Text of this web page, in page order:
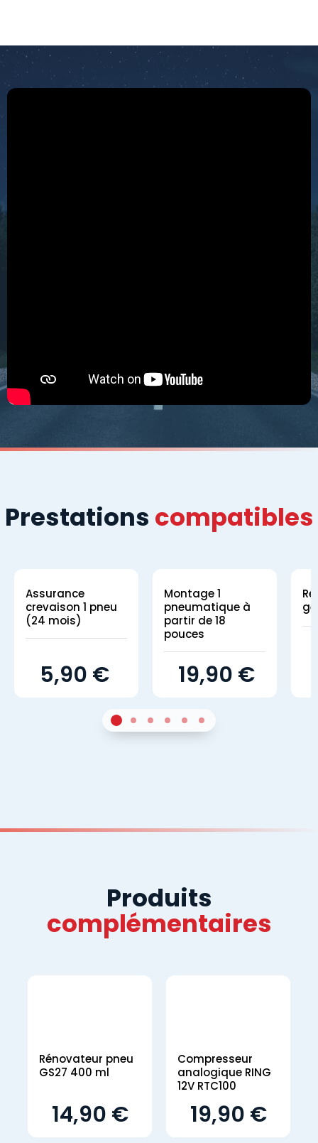
Prestations compatibles
Assurance
crevaison 1 pneu
(24 mois)
5,90 €
Montage 1
pneumatique à
partir de 18
pouces
19,90 €
Sur 42Sur 43Sur 44Sur 45Sur 46Sur 4
Produits
complémentaires
Rénovateur pneu
GS27 400 ml
14,90 €
Compresseur
analogique RING
12V RTC100
19,90 €